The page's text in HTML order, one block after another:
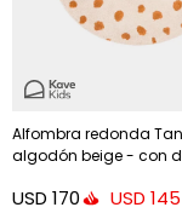
Alfombra redonda
algodón beige - con
USD 170 USD 145